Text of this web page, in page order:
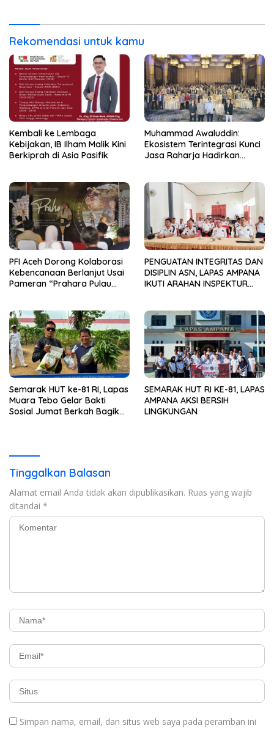
Rekomendasi untuk kamu
Kembali ke Lembaga
Kebijakan, IB Ilham Malik Kini
Berkiprah di Asia Pasifik
Muhammad Awaluddin:
Ekosistem Terintegrasi Kunci
Jasa Raharja Hadirkan
PFI Aceh Dorong Kolaborasi
Kebencanaan Berlanjut Usai
Pameran “Prahara Pulau
PENGUATAN INTEGRITAS DAN
DISIPLIN ASN, LAPAS AMPANA
IKUTI ARAHAN INSPEKTUR
Semarak HUT ke-81 RI, Lapas
Muara Tebo Gelar Bakti
Sosial Jumat Berkah Bagikan
SEMARAK HUT RI KE-81, LAPAS
AMPANA AKSI BERSIH
LINGKUNGAN
Tinggalkan Balasan
Alamat email Anda tidak akan dipublikasikan. Ruas yang wajib
ditandai *
Simpan nama, email, dan situs web saya pada peramban ini